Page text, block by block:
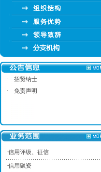
·
招贤纳士
·
免责声明
·信用评级、征信
·信用融资